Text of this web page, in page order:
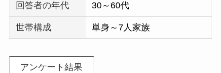
回答者の年代 30～60代
世帯構成 単身～7人家族
アンケート結果